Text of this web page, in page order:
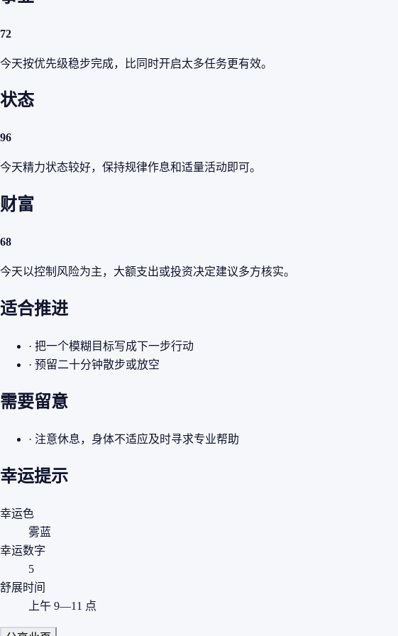
72
今天按优先级稳步完成，比同时开启太多任务更有效。
状态
96
今天精力状态较好，保持规律作息和适量活动即可。
财富
68
今天以控制风险为主，大额支出或投资决定建议多方核实。
适合推进
· 把一个模糊目标写成下一步行动
· 预留二十分钟散步或放空
需要留意
· 注意休息，身体不适应及时寻求专业帮助
幸运提示
幸运色
雾蓝
幸运数字
5
舒展时间
上午 9—11 点